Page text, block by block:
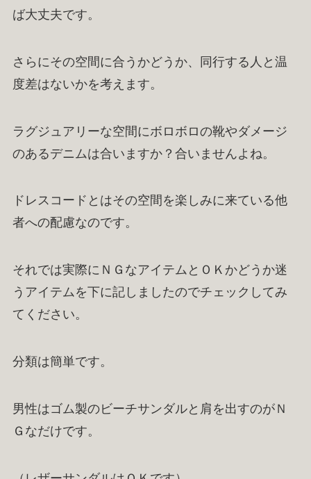
ば大丈夫です。
さらにその空間に合うかどうか、同行する人と温
度差はないかを考えます。
ラグジュアリーな空間にボロボロの靴やダメージ
のあるデニムは合いますか？合いませんよね。
ドレスコードとはその空間を楽しみに来ている他
者への配慮なのです。
それでは実際にＮＧなアイテムとＯＫかどうか迷
うアイテムを下に記しましたのでチェックしてみ
てください。
分類は簡単です。
男性はゴム製のビーチサンダルと肩を出すのがＮ
Ｇなだけです。